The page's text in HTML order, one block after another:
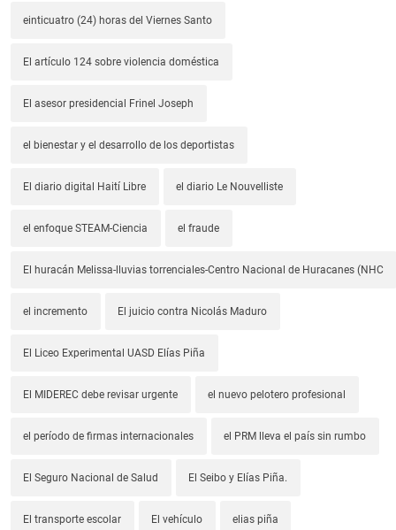
einticuatro (24) horas del Viernes Santo
El artículo 124 sobre violencia doméstica
El asesor presidencial Frinel Joseph
el bienestar y el desarrollo de los deportistas
El diario digital Haití Libre el diario Le Nouvelliste
el enfoque STEAM-Ciencia el fraude
El huracán Melissa-lluvias torrenciales-Centro Nacional de Huracanes (NHC
el incremento El juicio contra Nicolás Maduro
El Liceo Experimental UASD Elías Piña
El MIDEREC debe revisar urgente el nuevo pelotero profesional
el período de firmas internacionales el PRM lleva el país sin rumbo
El Seguro Nacional de Salud El Seibo y Elías Piña.
El transporte escolar El vehículo elias piña